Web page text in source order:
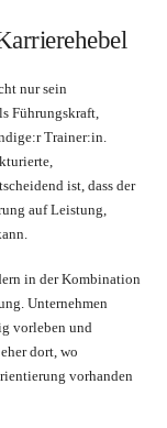
nur sein
Führungskraft,
Trainer:in.
ist, dass der
auf Leistung,
in der Kombination
Unternehmen
vorleben und
dort, wo
vorhanden